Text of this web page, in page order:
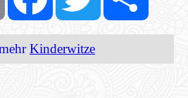
Kinderwitze